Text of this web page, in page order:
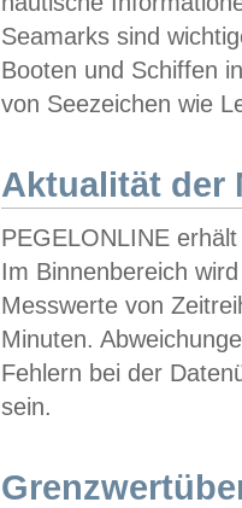
Seamarks sind
Booten und Schiffen
von Seezeichen wie
Aktualität der
PEGELONLINE
Im Binnenbereich
Messwerte von
Minuten.
Fehlern bei der
sein.